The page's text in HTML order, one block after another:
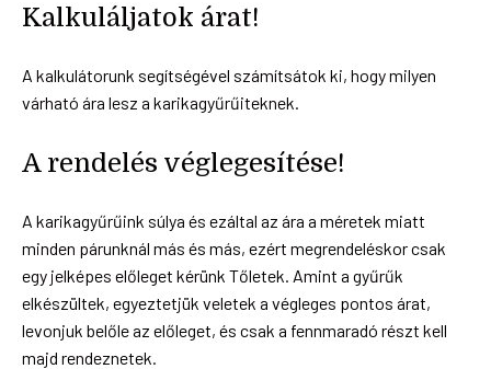
Kalkuláljatok árat!
A kalkulátorunk segítségével számítsátok ki, hogy milyen
várható ára lesz a karikagyűrűiteknek.
A rendelés véglegesítése!
A karikagyűrűink súlya és ezáltal az ára a méretek miatt
minden párunknál más és más, ezért megrendeléskor csak
egy jelképes előleget kérünk Tőletek. Amint a gyűrűk
elkészültek, egyeztetjük veletek a végleges pontos árat,
levonjuk belőle az előleget, és csak a fennmaradó részt kell
majd rendeznetek.